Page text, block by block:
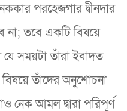
পরহেজগার দ্বীনদার
তবে একটি বিষয়ে
সময়টা তাঁরা ইবাদত
বিষয়ে তাঁদের অনুশোচনা
নেক আমল দ্বারা পরিপূর্ণ